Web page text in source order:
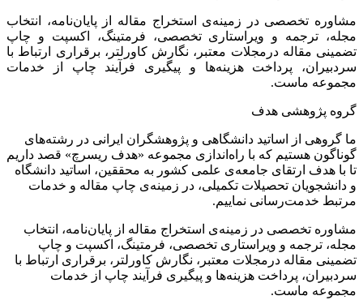
مشاوره تخصصی در زمینه‌ی استخراج مقاله از پایان‌نامه، انتخاب
مجله، ترجمه و ویراستاری تخصصی، فرمتینگ، اکسپت و چاپ
تضمینی مقاله درمجلات معتبر، نگارش کاورلتر، برقراری ارتباط با
سردبیران، پرداخت هزینه‌ها و پیگیری فرآیند چاپ از خدمات
مجموعه ماست.
گروه پژوهشی هدف
ما گروهی از اساتید دانشگاهی و پژوهشگران ایرانی در رشته‌های
گوناگون هستیم که با راه‌اندازی مجموعه «هدف ریسرچ» قصد داریم
تا با هدف ارتقای جامعه‌ی علمی کشور به محققین، اساتید دانشگاه
و دانشجویان تحصیلات تکمیلی، در زمینه‌ی چاپ مقاله و خدمات
مرتبط خدمت‌رسانی نماییم.
مشاوره تخصصی در زمینه‌ی استخراج مقاله از پایان‌نامه، انتخاب
مجله، ترجمه و ویراستاری تخصصی، فرمتینگ، اکسپت و چاپ
تضمینی مقاله درمجلات معتبر، نگارش کاورلتر، برقراری ارتباط با
سردبیران، پرداخت هزینه‌ها و پیگیری فرآیند چاپ از خدمات
مجموعه ماست.